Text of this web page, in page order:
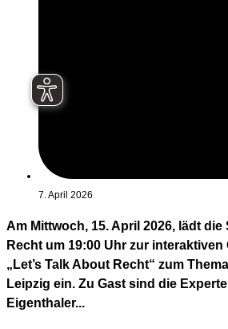
7. April 2026
Am Mittwoch, 15. April 2026, lädt
Recht um 19:00 Uhr zur
„Let’s Talk About Recht“ zum
Leipzig ein. Zu Gast sind die
Eigenthaler...